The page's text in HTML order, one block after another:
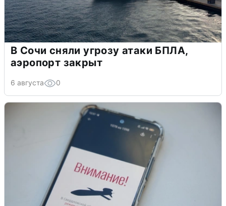
В Сочи сняли угрозу атаки БПЛА,
аэропорт закрыт
6 августа 0